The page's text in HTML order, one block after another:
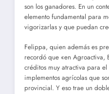
son los ganadores. En un
elemento fundamental para
vigorizarlas y que puedan
Felippa, quien además es
recordó que «en Agroactiva,
créditos muy atractiva para
implementos agrícolas que
provincial. Y eso trae un